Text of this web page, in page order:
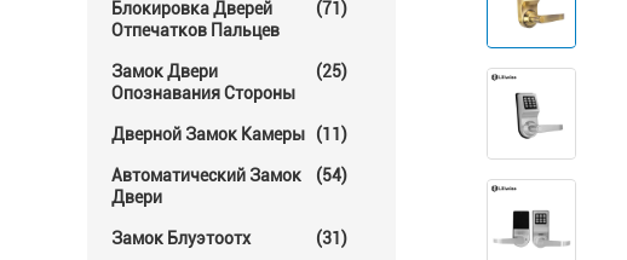
Блокировка Дверей
Отпечатков Пальцев
(71)
Замок Двери
Опознавания Стороны
(25)
Дверной Замок Камеры (11)
Автоматический Замок
Двери
(54)
Замок Блуэтоотх (31)